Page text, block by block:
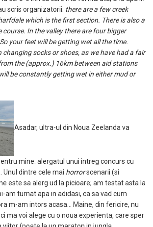
scris organizatorii: there are a few creek
which is the first section. There is also a
In the valley there are four bigger
your feet will be getting wet all the time.
changing socks or shoes, as we have had a fair
the (approx.) 16km between aid stations
be constantly getting wet in either mud or
Asadar, ultra-ul din Noua Zeelanda va
mine: alergatul unui intreg concurs cu
Unul dintre cele mai horrorscenarii (si
este sa alerg ud la picioare; am testat asta la
am turnat apa in adidasi, ca sa vad cum
m-am intors acasa… Maine, din fericire, nu
ma voi alege cu o noua experienta, care sper